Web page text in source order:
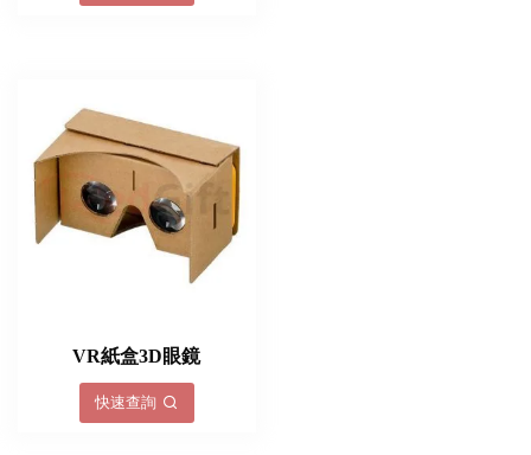
VR紙盒3D眼鏡
快速查詢